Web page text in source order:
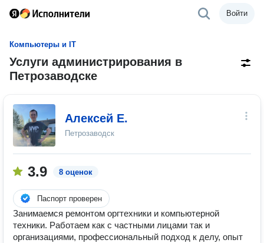
Войти
Компьютеры и IT
Услуги администрирования в
Петрозаводске
Алексей Е.
Петрозаводск
3.9 8 оценок
Паспорт проверен
Занимаемся ремонтом оргтехники и компьютерной
техники. Работаем как с частными лицами так и
организациями, профессиональный подход к делу, опыт